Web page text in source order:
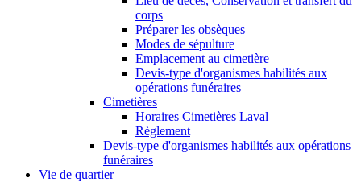
corps
Préparer les obsèques
Modes de sépulture
Emplacement au cimetière
Devis-type d'organismes habilités aux
opérations funéraires
Cimetières
Horaires Cimetières Laval
Règlement
Devis-type d'organismes habilités aux opérations
funéraires
Vie de quartier